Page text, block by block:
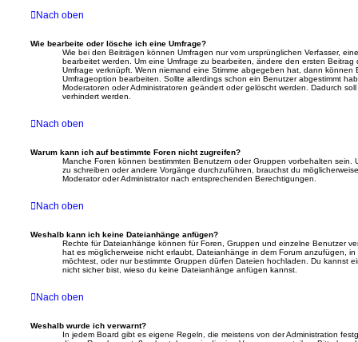
Nach oben
Wie bearbeite oder lösche ich eine Umfrage?
Wie bei den Beiträgen können Umfragen nur vom ursprünglichen Verfasser,
bearbeitet werden. Um eine Umfrage zu bearbeiten, ändere den ersten Beitrag
Umfrage verknüpft. Wenn niemand eine Stimme abgegeben hat, dann können
Umfrageoption bearbeiten. Sollte allerdings schon ein Benutzer abgestimmt
Moderatoren oder Administratoren geändert oder gelöscht werden. Dadurch
verhindert werden.
Nach oben
Warum kann ich auf bestimmte Foren nicht zugreifen?
Manche Foren können bestimmten Benutzern oder Gruppen vorbehalten sein.
zu schreiben oder andere Vorgänge durchzuführen, brauchst du
Moderator oder Administrator nach entsprechenden Berechtigungen.
Nach oben
Weshalb kann ich keine Dateianhänge anfügen?
Rechte für Dateianhänge können für Foren, Gruppen und einzelne Benutzer
hat es möglicherweise nicht erlaubt, Dateianhänge in dem Forum anzufügen,
möchtest, oder nur bestimmte Gruppen dürfen Dateien hochladen. Du kannst
nicht sicher bist, wieso du keine Dateianhänge anfügen kannst.
Nach oben
Weshalb wurde ich verwarnt?
In jedem Board gibt es eigene Regeln, die meistens von der Administration